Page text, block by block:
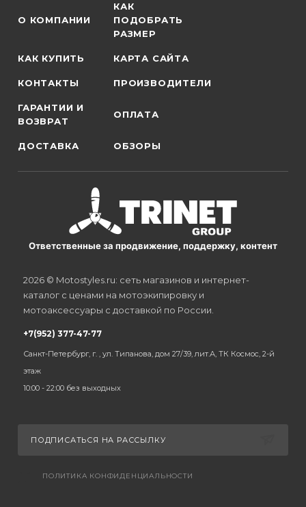
О КОМПАНИИ
КАК
ПОДОБРАТЬ
РАЗМЕР
КАК КУПИТЬ КАРТА САЙТА
КОНТАКТЫ ПРОИЗВОДИТЕЛИ
ГАРАНТИИ И
ВОЗВРАТ
ОПЛАТА
ДОСТАВКА ОБЗОРЫ
Ответственные за продвижение, поддержку, контент
2026 © Motostyles.ru: сеть магазинов и интернет-
каталог с ценами на мотоэкипировку и
мотоаксессуары с доставкой по России.
+7(952) 377-47-77
Санкт-Петербург, г. , ул. Типанова, дом 27/39, лит.А, ТК Космос, 2-й
этаж
10:00 - 22:00 без выходных
ПОДПИСАТЬСЯ НА РАССЫЛКУ
ПОЛИТИКА КОНФИДЕНЦИАЛЬНОСТИ